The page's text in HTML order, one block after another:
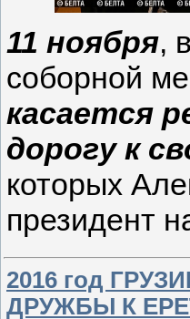
11 ноября,
соборной
касается
дорогу к
которых
президент
2016 год
ДРУЖБЫ К